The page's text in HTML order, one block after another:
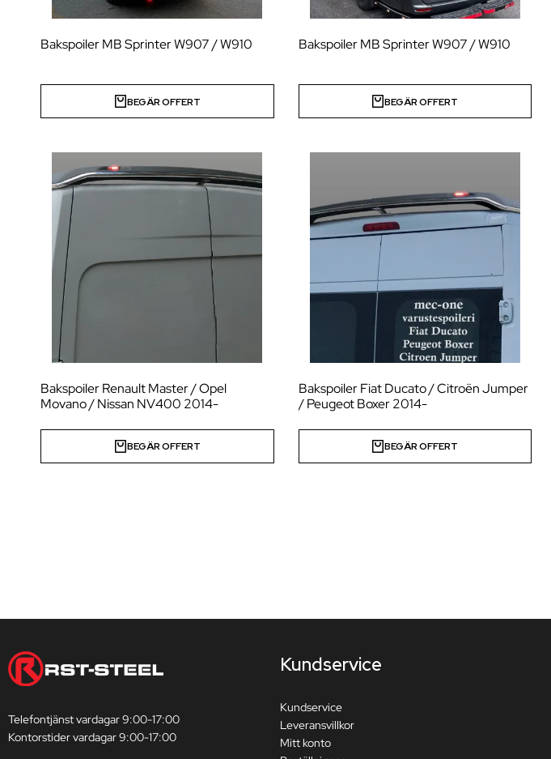
Bakspoiler MB Sprinter W907 / W910
BEGÄR OFFERT
Bakspoiler MB Sprinter W907 / W910
BEGÄR OFFERT
Bakspoiler Renault Master / Opel
Movano / Nissan NV400 2014-
BEGÄR OFFERT
Bakspoiler Fiat Ducato / Citroën Jumper
/ Peugeot Boxer 2014-
BEGÄR OFFERT
Telefontjänst vardagar 9:00-17:00
Kontorstider vardagar 9:00-17:00
Kundservice
Kundservice
Leveransvillkor
Mitt konto